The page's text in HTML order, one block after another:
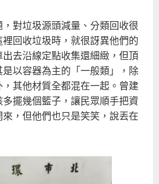
對垃圾源頭減量、分類回收很
回收垃圾時，就很訝異他們的
去沿線定點收集還細緻，但頂
以容器為主的「一般類」，除
其他材質全都混在一起。曾建
擺幾個籃子，讓民眾順手把資
，但他們也只是笑笑，說丟在